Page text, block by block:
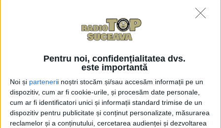
Pentru noi, confidențialitatea dvs.
este importantă
Noi și partenerii noștri stocăm și/sau accesăm informații pe un
dispozitiv, cum ar fi cookie-urile, și procesăm date personale,
cum ar fi identificatori unici și informații standard trimise de un
dispozitiv pentru publicitate și conținut personalizate, măsurarea
reclamelor și a conținutului, cercetarea audienței și dezvoltarea
Suceava va fi reprezentată
la Conferința ”Smart
Communities”, la care vor fi
experți în digitalizare și
mobilitate electrică
7 IUNIE, 2022